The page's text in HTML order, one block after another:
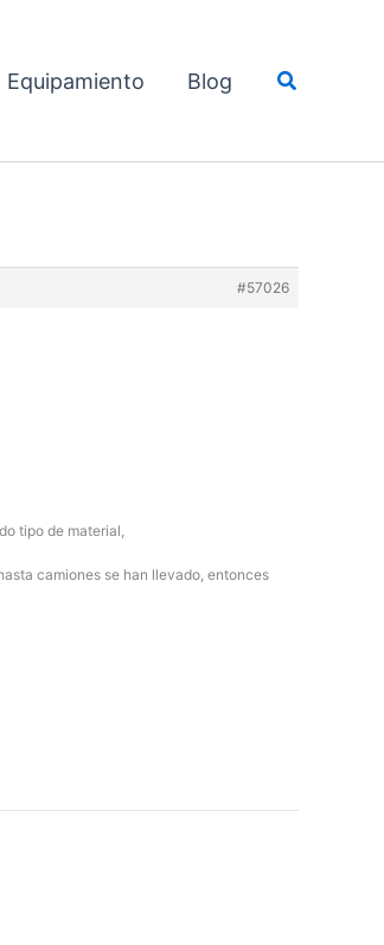
Equipamiento Blog Buscar
#57026
tipo de material,
camiones se han llevado, entonces